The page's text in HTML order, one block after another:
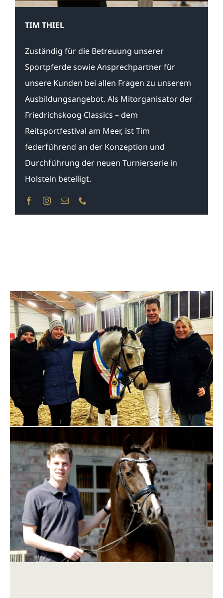
TIM THIEL
Zuständig für die Betreuung unserer
Sportpferde sowie Ansprechpartner für
unsere Kunden bei allen Fragen zu unserem
Ausbildungsangebot. Als Mitorganisator der
Friedrichskoog Classics – dem
Reitsportfestival am Meer, ist Tim
federführend an der Konzeption und
Durchführung der neuen Turnierserie in
Holstein beteiligt.